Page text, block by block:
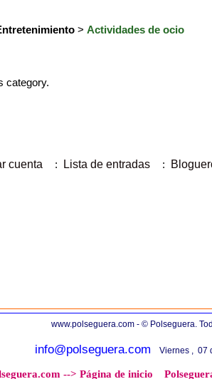
> Actividades de ocio
category.
cuenta : Lista de entradas :
www.polseguera.com - © Polseguera.
info@polseguera.com Viernes , 07
--> Página de inicio